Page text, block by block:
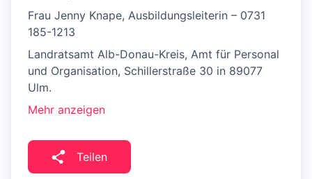
Frau Jenny Knape, Ausbildungsleiterin – 0731
185-1213
Landratsamt Alb-Donau-Kreis, Amt für Personal
und Organisation, Schillerstraße 30 in 89077
Ulm.
Mehr anzeigen
Teilen